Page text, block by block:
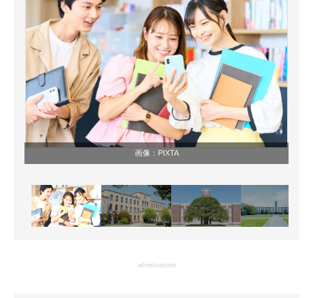
進化するPCとデバイスの未来
好きが集まる 比べて選べる
ビジネスと働き方のヒント
AI活用のいまが分かる
企業ITのトレンドを詳説
経営リーダーのコミュニティ
マーケ×ITの今がよく分かる
ITエンジニア向け専門サイト
画像： PIXTA
advertisement